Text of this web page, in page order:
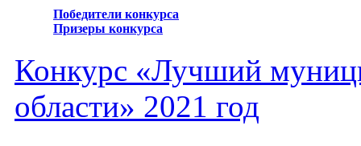
Победители конкурса
Призеры конкурса
Конкурс «Лучший
области» 2021 год